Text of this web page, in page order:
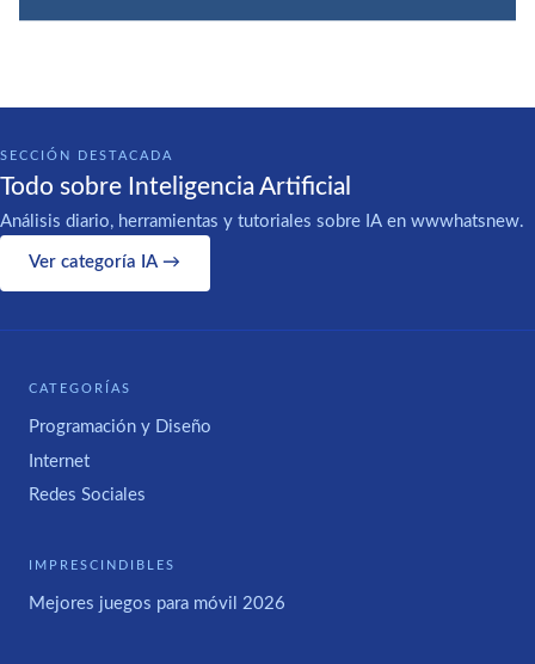
SECCIÓN DESTACADA
Todo sobre Inteligencia Artificial
Análisis diario, herramientas y tutoriales sobre IA en wwwhatsnew.
Ver categoría IA →
CATEGORÍAS
Programación y Diseño
Internet
Redes Sociales
IMPRESCINDIBLES
Mejores juegos para móvil 2026